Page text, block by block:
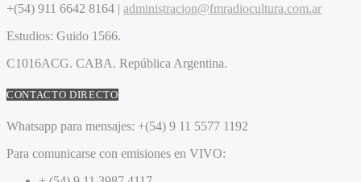
+(54) 911 6642 8164 | administracion@fmradiocultura.com.ar
Estudios: Guido 1566.
C1016ACG. CABA. República Argentina.
CONTACTO DIRECTO
Whatsapp para mensajes: +(54) 9 11 5577 1192
Para comunicarse con emisiones en VIVO: